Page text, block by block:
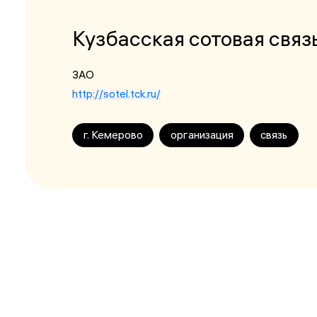
Кузбасская сотовая
ЗАО
http://sotel.tck.ru/
г. Кемерово организация связь